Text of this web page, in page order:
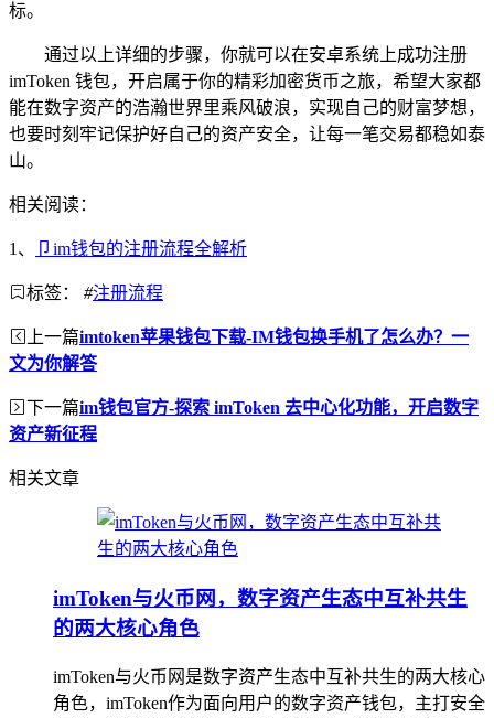
标。
通过以上详细的步骤，你就可以在安卓系统上成功注册
imToken 钱包，开启属于你的精彩加密货币之旅，希望大家都
能在数字资产的浩瀚世界里乘风破浪，实现自己的财富梦想，
也要时刻牢记保护好自己的资产安全，让每一笔交易都稳如泰
山。
相关阅读：
1、 卩im钱包的注册流程全解析
标签： #注册流程
上一篇imtoken苹果钱包下载-IM钱包换手机了怎么办？一
文为你解答
下一篇im钱包官方-探索 imToken 去中心化功能，开启数字
资产新征程
相关文章
imToken与火币网，数字资产生态中互补共生
的两大核心角色
imToken与火币网是数字资产生态中互补共生的两大核心
角色，imToken作为面向用户的数字资产钱包，主打安全